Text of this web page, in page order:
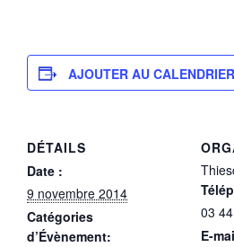
AJOUTER AU CALENDRIER
DÉTAILS
Date :
9 novembre 2014
Catégories
d’Évènement:
03
E-